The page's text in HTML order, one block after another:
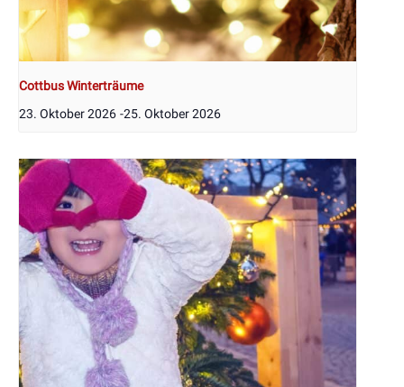
Cottbus Winterträume
23. Oktober 2026 -25. Oktober 2026